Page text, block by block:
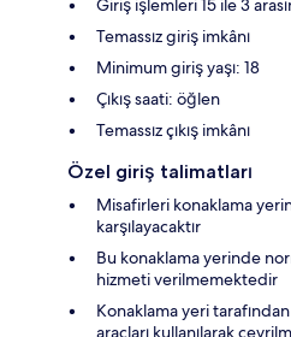
Giriş işlemleri 15 ile 3
Temassız giriş imkânı
Minimum giriş yaşı: 18
Çıkış saati: öğlen
Temassız çıkış imkânı
Özel giriş talimatları
Misafirleri konaklama
karşılayacaktır
Bu konaklama yerinde
hizmeti verilmemektedir
Konaklama yeri
araçları kullanılarak